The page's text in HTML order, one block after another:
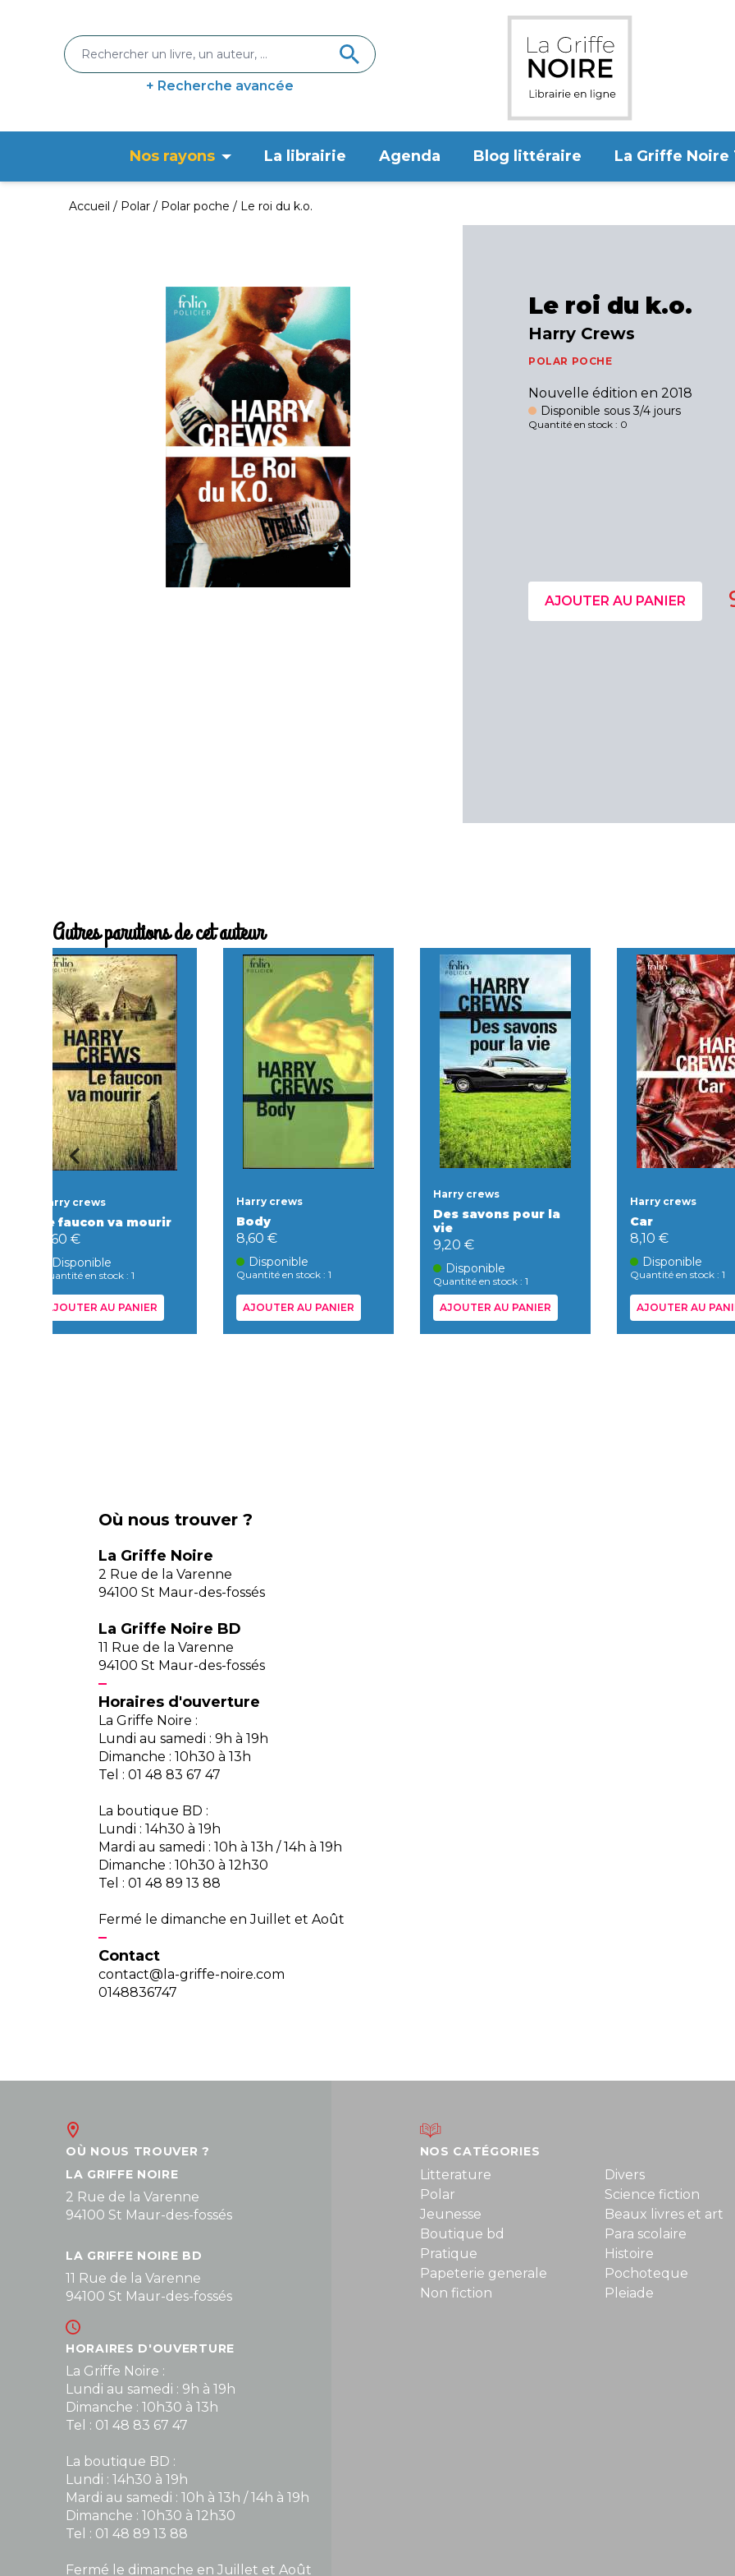
+ Recherche avancée
Nos rayons La librairie Agenda Blog littéraire La Griffe Noire
Accueil Polar Polar poche Le roi du k.o.
Le roi du k.o.
Harry Crews
POLAR POCHE
Nouvelle édition en 2018
Disponible sous 3/4 jours
Quantité en stock : 0
AJOUTER AU PANIER
Autres parutions de cet auteur
Harry crews
Le faucon va mourir
8,60 €
Disponible
Quantité en stock : 1
AJOUTER AU PANIER
Harry crews
Body
8,60 €
Disponible
Quantité en stock : 1
AJOUTER AU PANIER
Harry crews
Des savons pour la
vie
9,20 €
Disponible
Quantité en stock : 1
AJOUTER AU PANIER
Harry crews
Car
8,10 €
Disponible
Quantité en stock : 1
AJOUTER AU
Où nous trouver ?
La Griffe Noire
2 Rue de la Varenne
94100 St Maur-des-fossés
La Griffe Noire BD
11 Rue de la Varenne
94100 St Maur-des-fossés
Horaires d'ouverture
La Griffe Noire :
Lundi au samedi : 9h à 19h
Dimanche : 10h30 à 13h
Tel : 01 48 83 67 47
La boutique BD :
Lundi : 14h30 à 19h
Mardi au samedi : 10h à 13h / 14h à 19h
Dimanche : 10h30 à 12h30
Tel : 01 48 89 13 88
Fermé le dimanche en Juillet et Août
Contact
contact@la-griffe-noire.com
0148836747
OÙ NOUS TROUVER ?
LA GRIFFE NOIRE
2 Rue de la Varenne
94100 St Maur-des-fossés
LA GRIFFE NOIRE BD
11 Rue de la Varenne
94100 St Maur-des-fossés
HORAIRES D'OUVERTURE
La Griffe Noire :
Lundi au samedi : 9h à 19h
Dimanche : 10h30 à 13h
Tel : 01 48 83 67 47
La boutique BD :
Lundi : 14h30 à 19h
Mardi au samedi : 10h à 13h / 14h à 19h
Dimanche : 10h30 à 12h30
Tel : 01 48 89 13 88
Fermé le dimanche en Juillet et Août
NOS CATÉGORIES
Litterature
Polar
Jeunesse
Boutique bd
Pratique
Papeterie generale
Non fiction
Divers
Science fiction
Beaux livres et art
Para scolaire
Histoire
Pochoteque
Pleiade